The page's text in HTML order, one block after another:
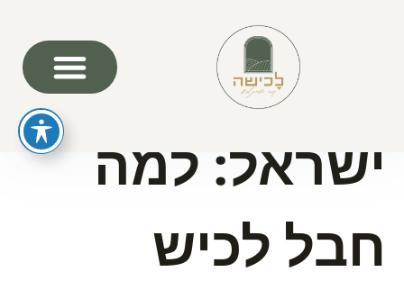
טוסקנה של
ישראל: למה
חבל לכיש